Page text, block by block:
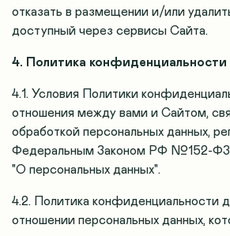
отказать в размещении и/или
доступный через сервисы Сайта.
4. Политика конфиденциальности
4.1. Условия Политики
отношения между вами и Сайтом,
обработкой персональных данных,
Федеральным Законом РФ №152-ФЗ
"О персональных данных".
4.2. Политика конфиденциальности
отношении персональных данных,